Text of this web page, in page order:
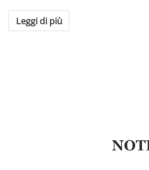
Leggi di più